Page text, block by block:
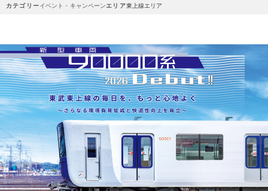
カテゴリーイベント・キャンペーンエリア東上線エリア